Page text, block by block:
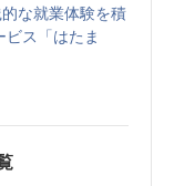
な就業体験を積
ス「はたま